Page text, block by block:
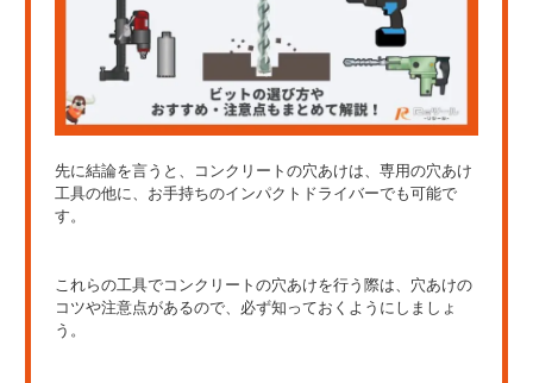
先に結論を言うと、コンクリートの穴あけは、専用の穴あけ
工具の他に、お手持ちのインパクトドライバーでも可能で
す。
これらの工具でコンクリートの穴あけを行う際は、穴あけの
コツや注意点があるので、必ず知っておくようにしましょ
う。